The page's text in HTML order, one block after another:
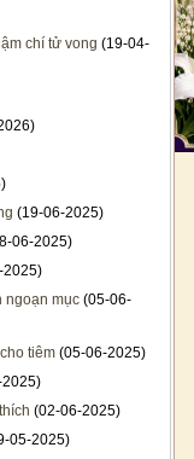
chí tử vong (19-04-
(19-06-2025)
06-2025)
2025)
ngoạn mục (05-06-
tiêm (05-06-2025)
(02-06-2025)
05-2025)